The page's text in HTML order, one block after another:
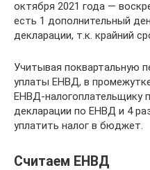
октября 2021 года —
есть 1 дополнительный
декларации, т.к. крайний
Учитывая поквартальную
уплаты ЕНВД, в
ЕНВД-налогоплательщику
декларации по ЕНВД и 4
уплатить налог в бюджет.
Считаем ЕНВД